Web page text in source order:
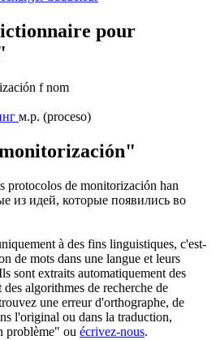
pour
f nom
м.р. (proceso)
protocolos de monitorización han
из идей, которые появились во
à des fins linguistiques, c'est-
de mots dans une langue et leurs
sont extraits automatiquement des
algorithmes de recherche de
une erreur d'orthographe, de
l'original ou dans la traduction,
problème" ou écrivez-nous.